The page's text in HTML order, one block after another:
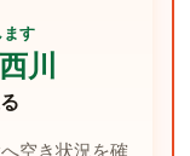
す
川
空き状況を確